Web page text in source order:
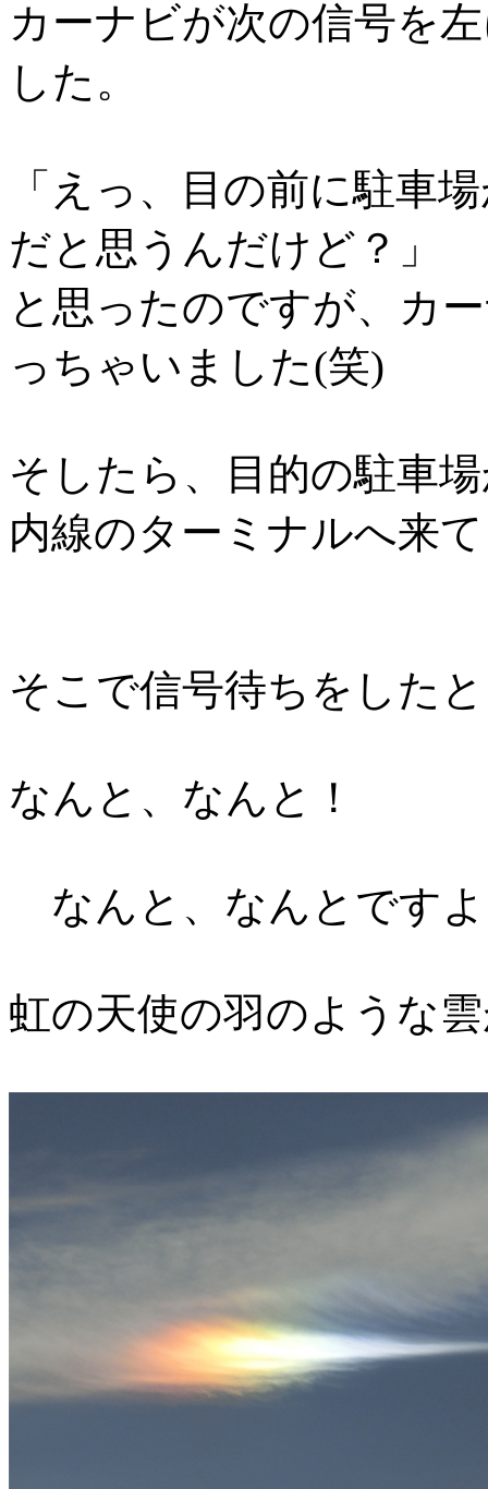
カーナビが次の信号を
した。
「えっ、目の前に駐車
だと思うんだけど？」
と思ったのですが、カ
っちゃいました(笑)
そしたら、目的の駐車
内線のターミナルへ来
そこで信号待ちをした
なんと、なんと！
なんと、なんとですよ
虹の天使の羽のような